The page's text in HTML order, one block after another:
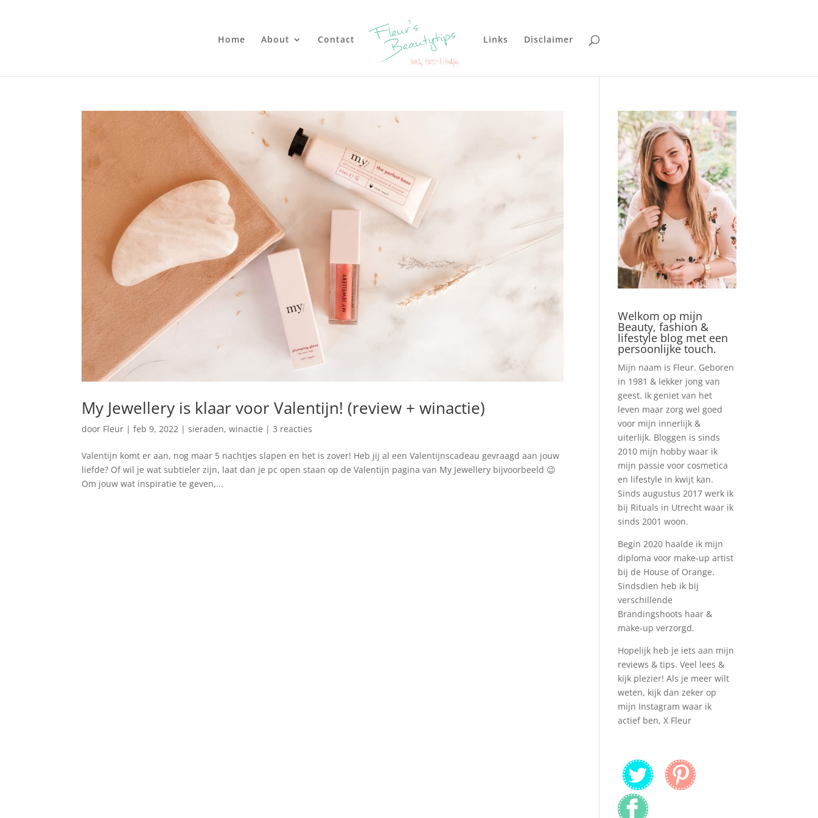
Home About Contact Links Disclaimer
My Jewellery is klaar voor Valentijn! (review + winactie)
door Fleur |feb 9, 2022 |sieraden,winactie |3 reacties
Valentijn komt er aan, nog maar 5 nachtjes slapen en het is zover! Heb jij al een Valentijnscadeau gevraagd aan jouw
liefde? Of wil je wat subtieler zijn, laat dan je pc open staan op de Valentijn pagina van My Jewellery bijvoorbeeld 😉
Om jouw wat inspiratie te geven,...
Welkom op mijn
Beauty, fashion &
lifestyle blog met een
persoonlijke touch.
Mijn naam is Fleur. Geboren
in 1981 & lekker jong van
geest. Ik geniet van het
leven maar zorg wel goed
voor mijn innerlijk &
uiterlijk. Bloggen is sinds
2010 mijn hobby waar ik
mijn passie voor cosmetica
en lifestyle in kwijt kan.
Sinds augustus 2017 werk ik
bij Rituals in Utrecht waar ik
sinds 2001 woon.
Begin 2020 haalde ik mijn
diploma voor make-up artist
bij de House of Orange.
Sindsdien heb ik bij
verschillende
Brandingshoots haar &
make-up verzorgd.
Hopelijk heb je iets aan mijn
reviews & tips. Veel lees &
kijk plezier! Als je meer wilt
weten, kijk dan zeker op
mijn Instagram waar ik
actief ben, X Fleur